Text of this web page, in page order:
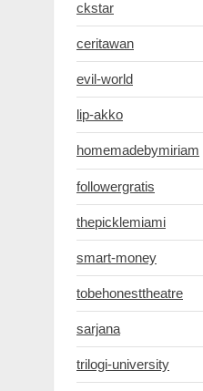
ckstar
ceritawan
evil-world
lip-akko
homemadebymiriam
followergratis
thepicklemiami
smart-money
tobehonesttheatre
sarjana
trilogi-university